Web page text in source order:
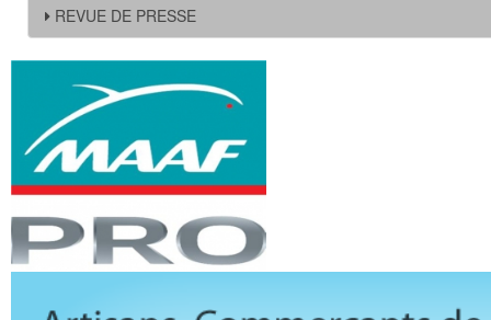
REVUE DE PRESSE